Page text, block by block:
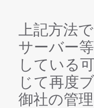
上記方法
サーバー
している
じて再度
御社の管